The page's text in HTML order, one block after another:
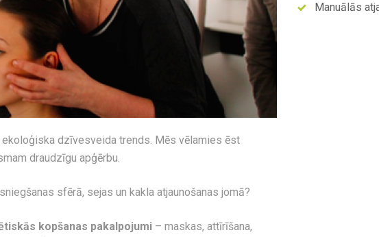
dzīvesveida trends. Mēs vēlamies ēst
draudzīgu apģērbu.
sfērā, sejas un kakla atjaunošanas jomā?
kopšanas pakalpojumi – maskas, attīrīšana,
Manuālās